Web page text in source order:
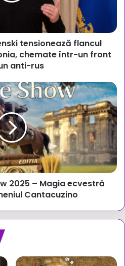
tensionează flancul
chemate într-un front
anti-rus
2025 – Magia ecvestră
Cantacuzino